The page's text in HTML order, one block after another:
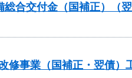
合交付金（国補正）（
修事業（国補正・翌債）